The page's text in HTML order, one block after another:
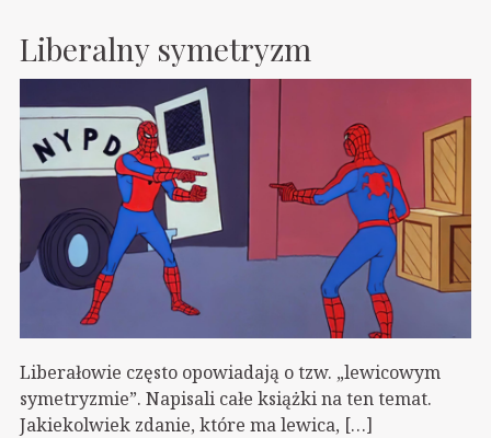
Liberalny symetryzm
Liberałowie często opowiadają o tzw. „lewicowym
symetryzmie”. Napisali całe książki na ten temat.
Jakiekolwiek zdanie, które ma lewica, […]